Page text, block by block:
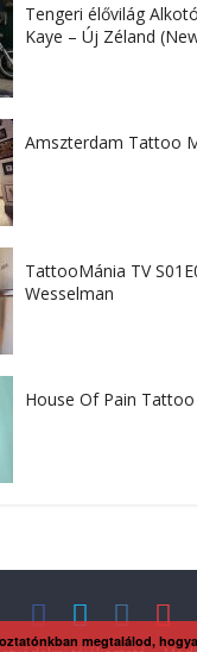
Tengeri élővilág
Kaye – Új Zéland
Amszterdam Tattoo
TattooMánia TV
Wesselman
House Of Pain
megtalálod,